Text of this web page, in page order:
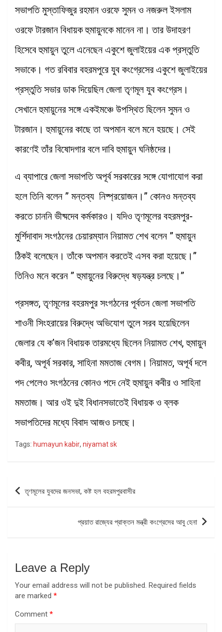
সভাপতি মুস্তাফিজুর রহমান ওরফে সুমন ও নজরুল ইসলাম
ওরফে টারজান বিধায়ক হুমায়ুনকে মানেন না। তার উদাহরণ
হিসেবে হুমায়ুন তুলে এনেছেন একুশে জুলাইয়ের এক প্রস্তুতি
সভাকে। গত রবিবার বহরমপুরে যুব কংগ্রেসের একুশে জুলাইয়ের
প্রস্তুতি সভার ডাক দিয়েছিল জেলা তৃণমূল যুব কংগ্রেস।
সেখানে হুমায়ুনের সঙ্গে একইমঞ্চে উপস্থিত ছিলেন সুমন ও
টারজান। হুমায়ুনের কাছে তা অপমান বলে মনে হয়ছে। সেই
কারণেই তাঁর বিষোদগার বলে দাবি হুমায়ুন ঘনিষ্ঠদের।
এ ব্যাপারে জেলা সভাপতি অপূর্ব সরকারের সঙ্গে যোগাযোগ করা
হলে তিনি বলেন ” মন্তব্য নিষ্প্রয়োজন।” কোনও মন্তব্য
করতে চাননি ভীষ্মদেব কর্মকারও। যদিও তৃণমূলের বহরমপুর-
মুর্শিদাবাদ সংগঠনের চেয়ারম্যান নিয়ামত শেখ বলেন ” হুমায়ুন
ঠিকই বলেছেন। তাঁকে অপমান করতেই এসব করা হয়েছে।”
তিনিও মনে করেন ” হুমায়ুনের বিরুদ্ধে ষড়যন্ত্র চলছে।”
প্রসঙ্গত, তৃণমূলের বহরমপুর সংগঠনের পূর্বতন জেলা সভাপতি
শাওনী সিংহরায়ের বিরুদ্ধে অভিযোগ তুলে সরব হয়েছিলেন
জেলার যে ক’জন বিধায়ক তারমধ্যে ছিলেন নিয়ামত শেখ, হুমায়ুন
কবীর, অপূর্ব সরকার, সাহিনা মমতাজ বেগম। নিয়ামত, অপূর্ব দলে
পদ পেলেও সংগঠনের কোনও পদে নেই হুমায়ুন কবীর ও সাহিনা
মমতাজ। আর ওই দুই বিধানসভাতেই বিধায়ক ও ব্লক
সভাপতিদের মধ্যে বিবাদ আজও চলছে।
Tags: humayun kabir, niyamat sk
Post
navigation
তৃণমূলের যুবদের জনসভা, কষ্ট হল বহরমপুরবাসীর
প্রয়াত রাজ্যের প্রাক্তন মন্ত্রী কংগ্রেসের আবু হেনা
Leave a Reply
Your email address will not be published. Required fields
are marked *
Comment *